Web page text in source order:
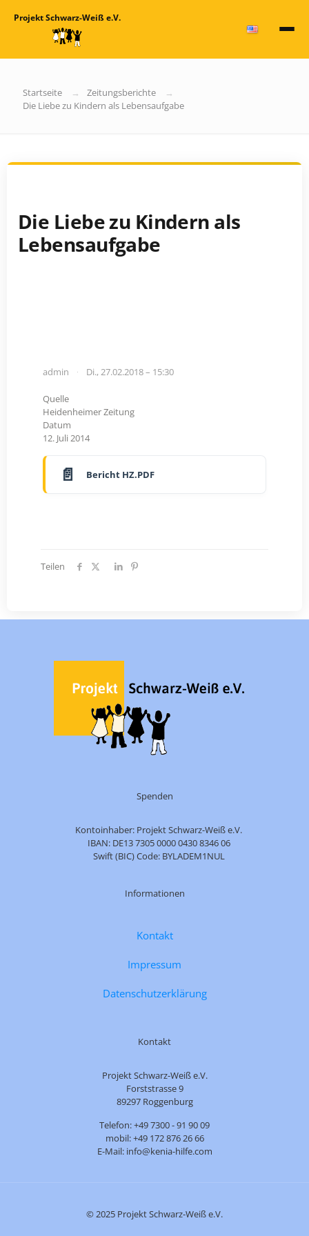
Projekt Schwarz-Weiß e.V.
Startseite
Zeitungsberichte
Die Liebe zu Kindern als Lebensaufgabe
Die Liebe zu Kindern als
Lebensaufgabe
admin Di., 27.02.2018 – 15:30
Quelle
Heidenheimer Zeitung
Datum
12. Juli 2014
Bericht HZ.PDF
Teilen
Spenden
Kontoinhaber: Projekt Schwarz-Weiß e.V.
IBAN: DE13 7305 0000 0430 8346 06
Swift (BIC) Code: BYLADEM1NUL
Informationen
Kontakt
Impressum
Datenschutzerklärung
Kontakt
Projekt Schwarz-Weiß e.V.
Forststrasse 9
89297 Roggenburg
Telefon: +49 7300 - 91 90 09
mobil: +49 172 876 26 66
E-Mail: info@kenia-hilfe.com
© 2025 Projekt Schwarz-Weiß e.V.